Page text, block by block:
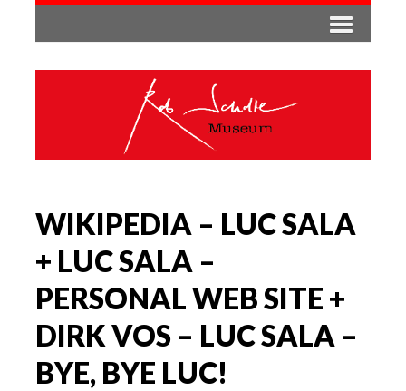
WIKIPEDIA – LUC SALA
+ LUC SALA –
PERSONAL WEB SITE +
DIRK VOS – LUC SALA –
BYE, BYE LUC!